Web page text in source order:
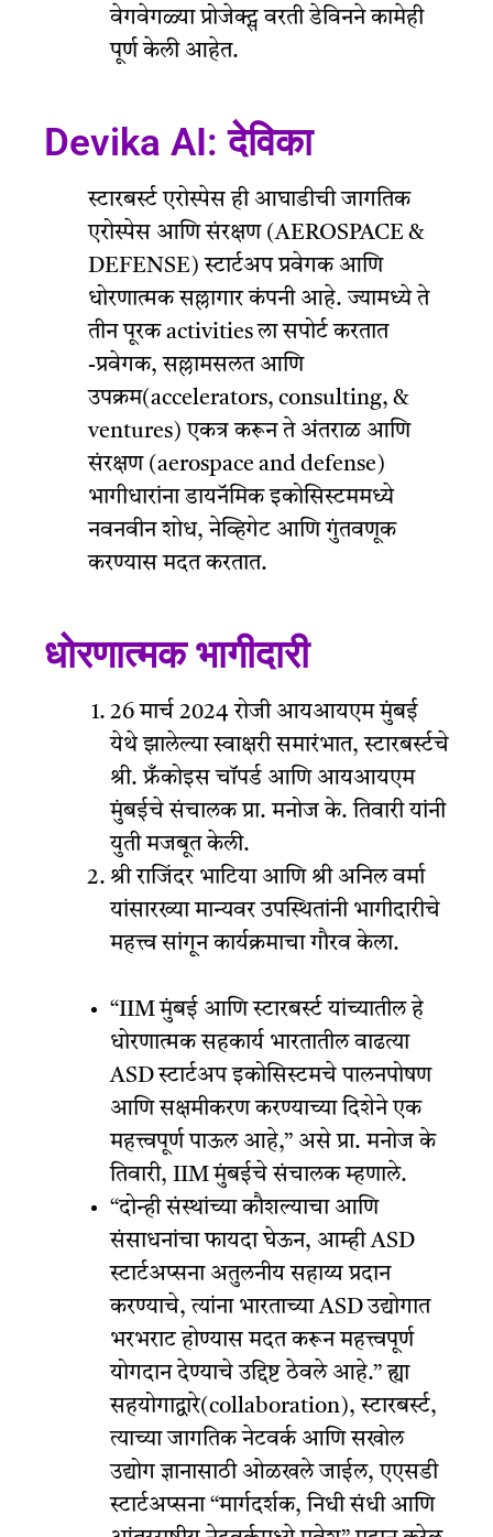
वेगवेगळ्या प्रोजेक्ट्स वरती डेविनने कामेही
पूर्ण केली आहेत.
Devika AI: देविका
स्टारबर्स्ट एरोस्पेस ही आघाडीची जागतिक
एरोस्पेस आणि संरक्षण (AEROSPACE &
DEFENSE) स्टार्टअप प्रवेगक आणि
धोरणात्मक सल्लागार कंपनी आहे. ज्यामध्ये ते
तीन पूरक activities ला सपोर्ट करतात
-प्रवेगक, सल्लामसलत आणि
उपक्रम(accelerators, consulting, &
ventures) एकत्र करून ते अंतराळ आणि
संरक्षण (aerospace and defense)
भागीधारांना डायनॅमिक इकोसिस्टममध्ये
नवनवीन शोध, नेव्हिगेट आणि गुंतवणूक
करण्यास मदत करतात.
धोरणात्मक भागीदारी
26 मार्च 2024 रोजी आयआयएम मुंबई
येथे झालेल्या स्वाक्षरी समारंभात, स्टारबर्स्टचे
श्री. फ्रँकोइस चॉपर्ड आणि आयआयएम
मुंबईचे संचालक प्रा. मनोज के. तिवारी यांनी
युती मजबूत केली.
श्री राजिंदर भाटिया आणि श्री अनिल वर्मा
यांसारख्या मान्यवर उपस्थितांनी भागीदारीचे
महत्त्व सांगून कार्यक्रमाचा गौरव केला.
“IIM मुंबई आणि स्टारबर्स्ट यांच्यातील हे
धोरणात्मक सहकार्य भारतातील वाढत्या
ASD स्टार्टअप इकोसिस्टमचे पालनपोषण
आणि सक्षमीकरण करण्याच्या दिशेने एक
महत्त्वपूर्ण पाऊल आहे,” असे प्रा. मनोज के
तिवारी, IIM मुंबईचे संचालक म्हणाले.
“दोन्ही संस्थांच्या कौशल्याचा आणि
संसाधनांचा फायदा घेऊन, आम्ही ASD
स्टार्टअप्सना अतुलनीय सहाय्य प्रदान
करण्याचे, त्यांना भारताच्या ASD उद्योगात
भरभराट होण्यास मदत करून महत्त्वपूर्ण
योगदान देण्याचे उद्दिष्ट ठेवले आहे.” ह्या
सहयोगाद्वारे(collaboration), स्टारबर्स्ट,
त्याच्या जागतिक नेटवर्क आणि सखोल
उद्योग ज्ञानासाठी ओळखले जाईल, एएसडी
स्टार्टअप्सना “मार्गदर्शक, निधी संधी आणि